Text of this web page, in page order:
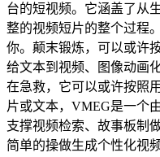
台的短视频。它涵盖了从
整的视频短片的整个过程
你。颠末锻炼，可以或许
给文本到视频、图像动画
在急救，它可以或许按照
片或文本，VMEG是一个
支撑视频检索、故事板制
简单的操做生成个性化视